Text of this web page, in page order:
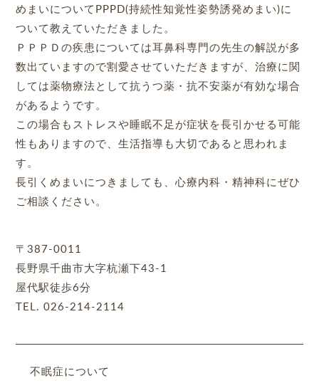
めまいについてPPPD(持続性知覚性姿勢誘発めまい)に
ついて教えていただきました。
ＰＰＰＤの疾患については耳鼻科専門の先生の解説が多
数出ていますので割愛させていただきますが、治療に関
しては薬物療法として抗うつ薬・抗不安薬が有効な場合
があるようです。
この場合もストレスや睡眠不足が症状を長引かせる可能
性もありますので、生活指導も大切であると思われま
す。
長引くめまいにつきましても、心療内科・精神科にぜひ
ご相談ください。
〒387-0011
長野県千曲市大字杭瀬下43-1
屋代駅徒歩6分
TEL. 026-214-2114
不眠症について